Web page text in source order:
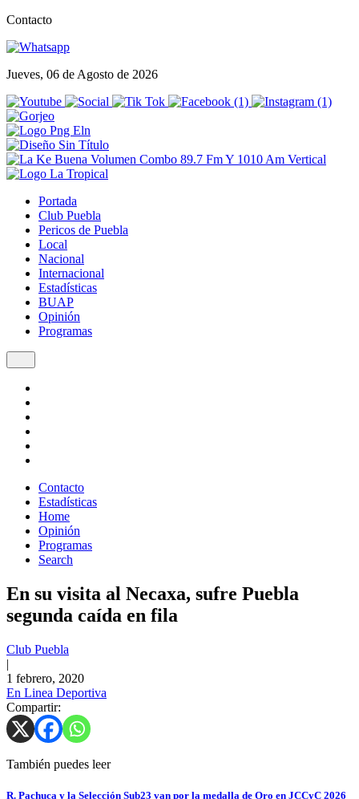
Contacto
Jueves, 06 de Agosto de 2026
Portada
Club Puebla
Pericos de Puebla
Local
Nacional
Internacional
Estadísticas
BUAP
Opinión
Programas
Contacto
Estadísticas
Home
Opinión
Programas
Search
En su visita al Necaxa, sufre Puebla
segunda caída en fila
Club Puebla
|
1 febrero, 2020
En Linea Deportiva
Compartir:
También puedes leer
R. Pachuca y la Selección Sub23 van por la medalla de Oro en JCCyC 2026